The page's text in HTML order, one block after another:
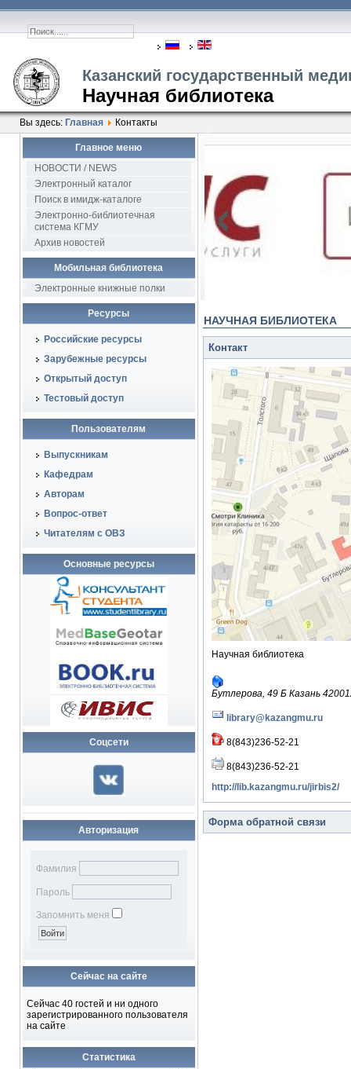
Казанский государственный
Научная библиотека
Вы здесь: Главная Контакты
Главное меню
НОВОСТИ / NEWS
Электронный каталог
Поиск в имидж-каталоге
Электронно-библиотечная
система КГМУ
Архив новостей
Мобильная библиотека
Электронные книжные полки
Ресурсы
Российские ресурсы
Зарубежные ресурсы
Открытый доступ
Тестовый доступ
Пользователям
Выпускникам
Кафедрам
Авторам
Вопрос-ответ
Читателям с ОВЗ
Основные ресурсы
Соцсети
Авторизация
Фамилия
Пароль
Запомнить меня
Сейчас на сайте
Сейчас 40 гостей и ни одного
зарегистрированного пользователя
на сайте
Статистика
‹
НАУЧНАЯ БИБЛИОТЕКА
Контакт
Научная библиотека
Бутлерова, 49 Б Казань
library@kazangmu.ru
8(843)236-52-21
8(843)236-52-21
http://lib.kazangmu.ru/jirbis2/
Форма обратной связи